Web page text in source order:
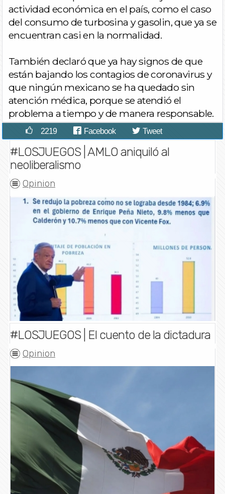
actividad económica en el país, como el caso
del consumo de turbosina y gasolin, que ya se
encuentran casi en la normalidad.
También declaró que ya hay signos de que
están bajando los contagios de coronavirus y
que ningún mexicano se ha quedado sin
atención médica, porque se atendió el
problema a tiempo y de manera responsable.
2219 Facebook Tweet
#LOSJUEGOS | AMLO aniquiló al
neoliberalismo
Opinion
#LOSJUEGOS | El cuento de la dictadura
Opinion